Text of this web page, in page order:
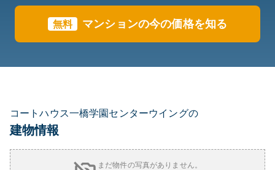
無料 マンションの今の価格を知る
コートハウス一橋学園センターウイングの
建物情報
まだ物件の写真がありません。